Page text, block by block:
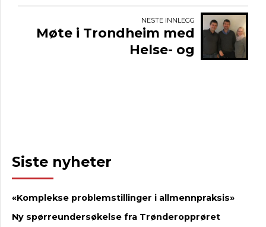
NESTE INNLEGG
Møte i Trondheim med
Helse- og
Siste nyheter
«Komplekse problemstillinger i allmennpraksis»
Ny spørreundersøkelse fra Trønderopprøret